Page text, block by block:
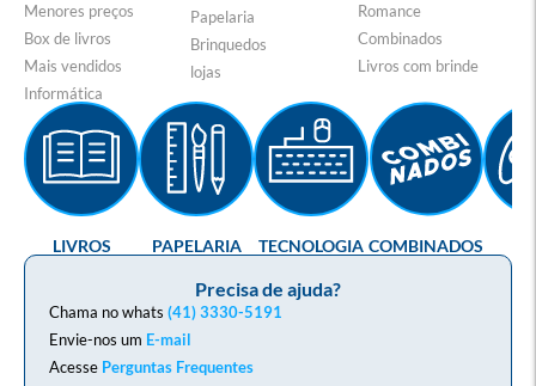
Menores preços
Box de livros
Mais vendidos
Informática
Papelaria
Brinquedos
lojas
Romance
Combinados
Livros com brinde
Precisa de ajuda?
Chama no whats (41) 3330-5191
Envie-nos um E-mail
Acesse Perguntas Frequentes
LIVROS PAPELARIA TECNOLOGIA COMBINADOS